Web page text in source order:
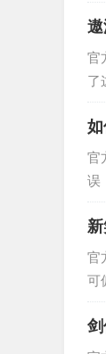
官
了
官
误
官
可